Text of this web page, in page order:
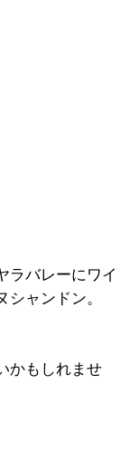
ラバレーにワイ
ャンドン。
かもしれませ